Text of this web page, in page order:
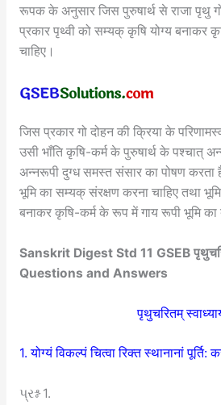
रूपक के अनुसार जिस पुरुषार्थ से राजा पृथु
प्रकार पृथ्वी को सम्यक् कृषि योग्य बनाकर
चाहिए।
जिस प्रकार गो दोहन की क्रिया के
उसी भाँति कृषि-कर्म के पुरुषार्थ के पश्चात्
अन्नरूपी दुग्ध समस्त संसार का पोषण करता
भूमि का सम्यक् संरक्षण करना चाहिए तथा
बनाकर कृषि-कर्म के रूप में गाय रूपी भूमि का
Sanskrit Digest Std 11 GSEB
Questions and Answers
पृथुचरितम्
1. योग्यं विकल्पं चित्वा रिक्त स्थानानां पूर्ति:
પ્રશ્ન 1.